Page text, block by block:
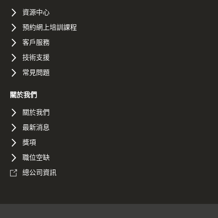
資源中心
預約網上培訓課程
客戶服務
技術支援
常見問題
關於我們
關於我們
最新消息
獎項
職位空缺
總公司資訊